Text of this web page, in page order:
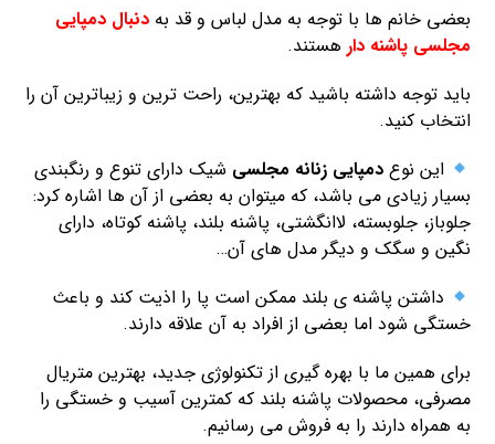
بعضی خانم ها با توجه به مدل لباس و قد به دنبال دمپایی
مجلسی پاشنه دار هستند.
باید توجه داشته باشید که بهترین، راحت ترین و زیباترین آن را
انتخاب کنید.
این نوع دمپایی زنانه مجلسی شیک دارای تنوع و رنگبندی
بسیار زیادی می باشد، که میتوان به بعضی از آن ها اشاره کرد:
جلوباز، جلوبسته، لاانگشتی، پاشنه بلند، پاشنه کوتاه، دارای
نگین و سگک و دیگر مدل های آن…
داشتن پاشنه ی بلند ممکن است پا را اذیت کند و باعث
خستگی شود اما بعضی از افراد به آن علاقه دارند.
برای همین ما با بهره گیری از تکنولوژی جدید، بهترین متریال
مصرفی، محصولات پاشنه بلند که کمترین آسیب و خستگی را
به همراه دارند را به فروش می رسانیم.